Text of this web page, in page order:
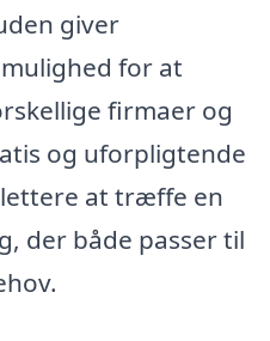
giver
for at
firmaer og
og uforpligtende
at træffe en
der både passer til